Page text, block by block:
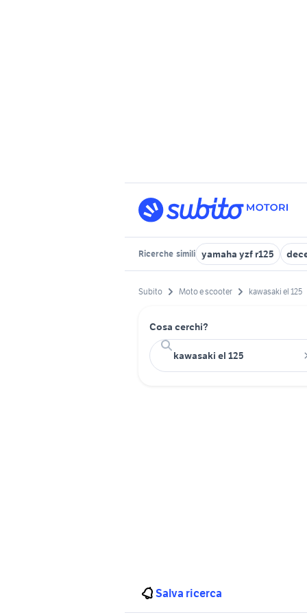
Ricerche simili yamaha yzf r125
Subito Moto e scooter kawasaki el 125
Cosa cerchi?
Salva ricerca